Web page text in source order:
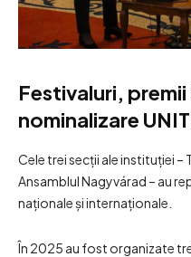
Festivaluri,
nominalizare
Cele trei secții ale instituției –
Ansamblul Nagyvárad – au
naționale și internaționale.
În 2025 au fost organizate